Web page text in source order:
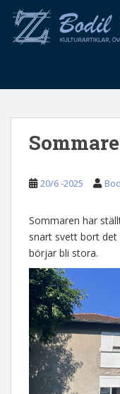
o
20/6 -2025
Sommaren har
snart svett bort det
börjar bli stora.